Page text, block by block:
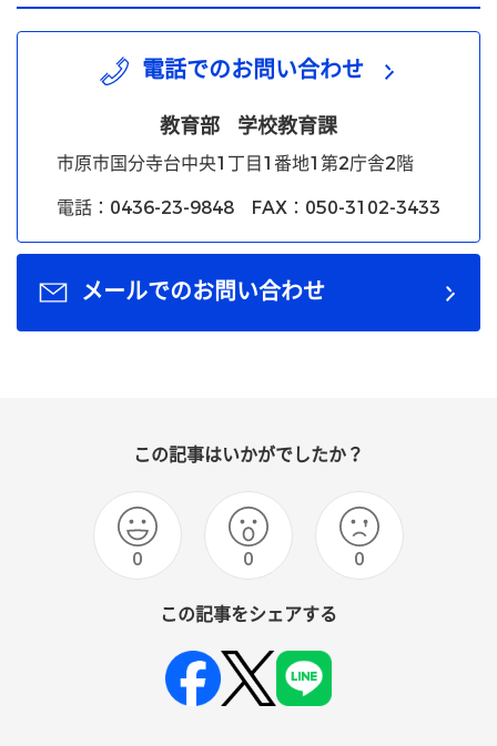
電話でのお問い合わせ
教育部 学校教育課
市原市国分寺台中央1丁目1番地1第2庁舎2階
電話：0436-23-9848 FAX：050-3102-3433
メールでのお問い合わせ
この記事はいかがでしたか？
0 0 0
この記事をシェアする